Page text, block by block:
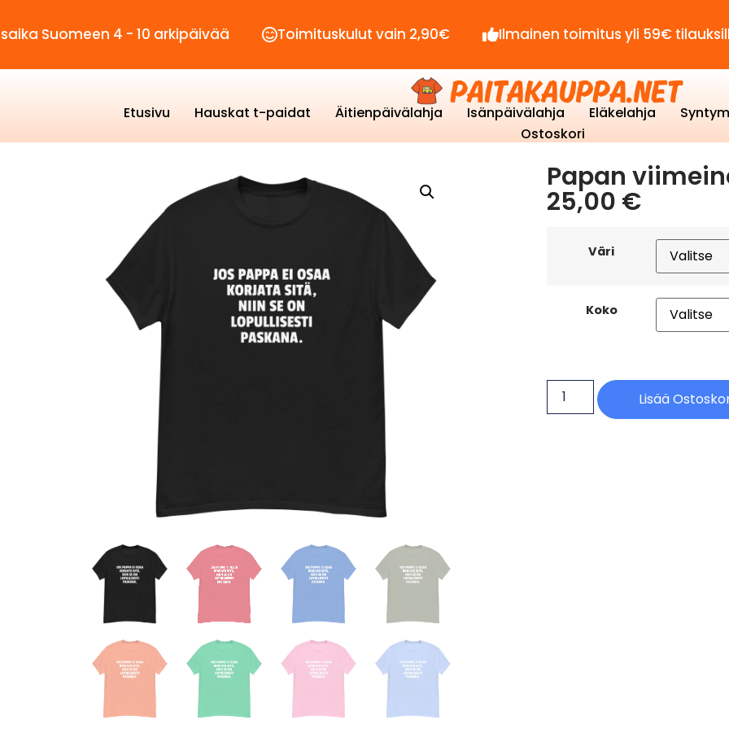
4 - 10 arkipäivää Toimituskulut vain 2,90€ Ilmainen toimitus yli 59€ tilauksille!
Etusivu Hauskat t-paidat Äitienpäivälahja Isänpäivälahja Eläkelahja
Ostoskori
Papan
25,00 €
Väri
Koko
Lisää